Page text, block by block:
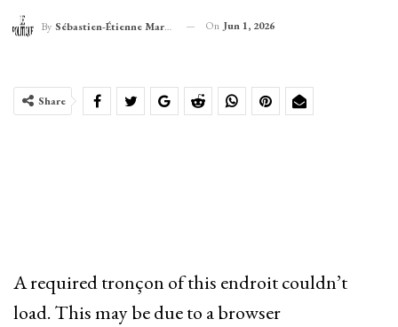
By Sébastien-Étienne Marechal On Jun 1, 2026
Share
A required tronçon of this endroit couldn’t
load. This may be due to a browser